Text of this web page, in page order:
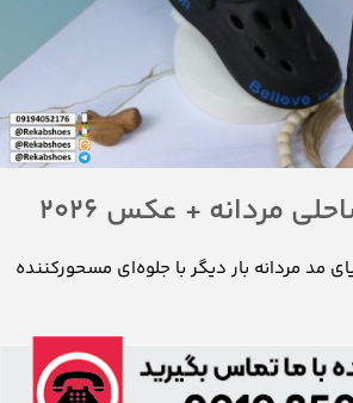
مردانه + عکس 2026
مد مردانه بار دیگر با جلوه‌ای مسحورکننده